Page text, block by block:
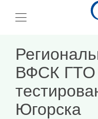
ВФСК ГТО
Югорска